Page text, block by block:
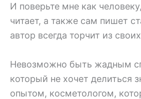
И поверьте мне как
читает, а также сам пишет
автор всегда торчит из
Невозможно быть жадным
который не хочет делиться
опытом, косметологом,